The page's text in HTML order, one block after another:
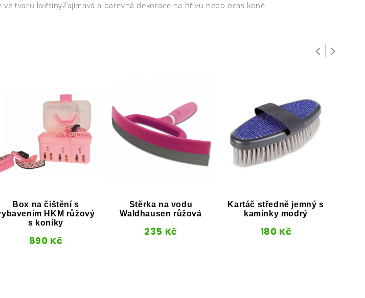
ve tvaru květinyZajímavá a barevná dekorace na hřívu nebo ocas koně
Box na čištění s
HKM růžový
s koníky
890 Kč
Stěrka na vodu
Waldhausen růžová
235 Kč
Kartáč středně jemný s
kamínky modrý
180 Kč